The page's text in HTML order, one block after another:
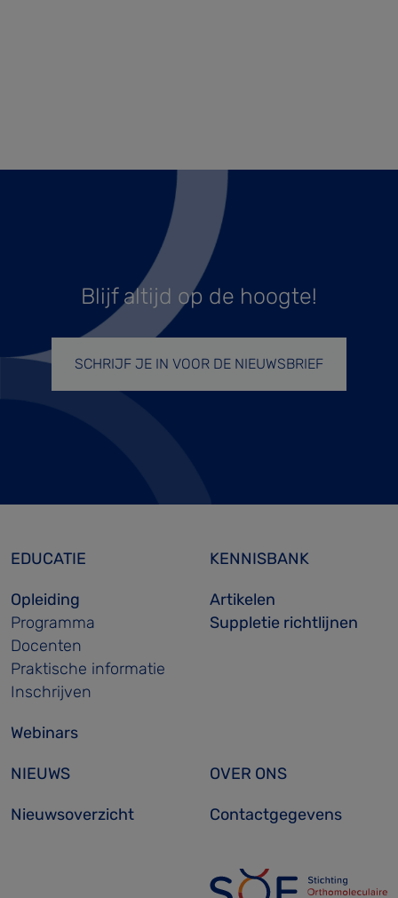
Blijf altijd op de hoogte!
SCHRIJF JE IN VOOR DE NIEUWSBRIEF
EDUCATIE
Opleiding
Programma
Docenten
Praktische informatie
Inschrijven
Webinars
KENNISBANK
Artikelen
Suppletie richtlijnen
NIEUWS
Nieuwsoverzicht
OVER ONS
Contactgegevens